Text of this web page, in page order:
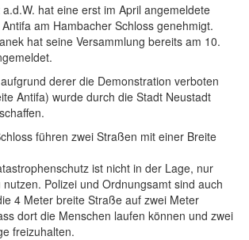
hat eine erst im April angemeldete
am Hambacher Schloss genehmigt.
hat seine Versammlung bereits am 10.
derer die Demonstration verboten
Antifa) wurde durch die Stadt Neustadt
führen zwei Straßen mit einer Breite
ist nicht in der Lage, nur
Polizei und Ordnungsamt sind auch
4 Meter breite Straße auf zwei Meter
dort die Menschen laufen können und zwei
freizuhalten.